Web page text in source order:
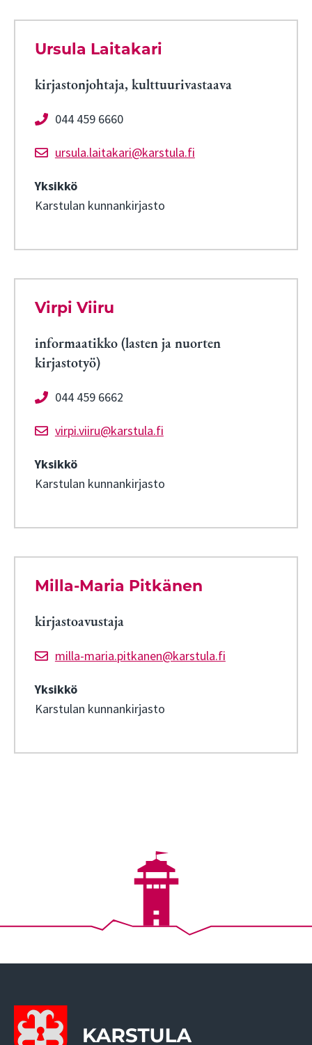
Ursula Laitakari
kirjastonjohtaja, kulttuurivastaava
044 459 6660
ursula.laitakari@karstula.fi
Yksikkö
Karstulan kunnankirjasto
Virpi Viiru
informaatikko (lasten ja nuorten
kirjastotyö)
044 459 6662
virpi.viiru@karstula.fi
Yksikkö
Karstulan kunnankirjasto
Milla-Maria Pitkänen
kirjastoavustaja
milla-maria.pitkanen@karstula.fi
Yksikkö
Karstulan kunnankirjasto